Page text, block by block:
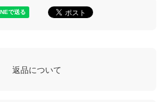
返品について